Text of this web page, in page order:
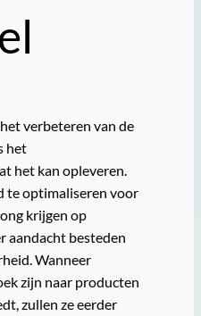
verbeteren van de
het
het kan opleveren.
te optimaliseren voor
krijgen op
aandacht besteden
Wanneer
zijn naar producten
zullen ze eerder